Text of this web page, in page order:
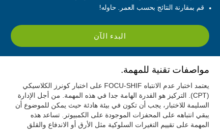
قم بمقارنة النتائج بحسب العمر. حاوله!
البدء الآن
مواصفات تقنية للمهمة.
يعتمد اختبار عدم الانتباه FOCU-SHIF على اختبار كونرز الكلاسيكي
(CPT). التركيز هو القدرة الهامة جدا في هذه المهمة. من أجل الإدارة
السليمة للاختبار، يجب أن تكون في بيئة هادئة حيث يمكن للموضوع أن
يبقي انتباهه على المحفزات الموجودة على الكمبيوتر. تساعد هذه
المهمة على تقييم التغيرات السلوكية مثل الأرق أو الاندفاع والقلق